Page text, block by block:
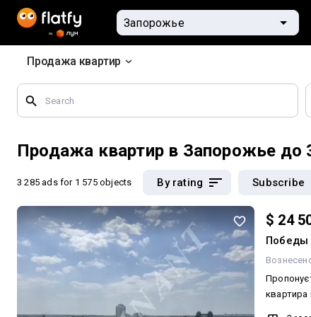
Продажа квартир
Search
by
geographical
Продажа квартир в Запорожье до
3 285 ads for 1 575 objects By rating Subscribe
$ 24
Победы
квартира
будинку